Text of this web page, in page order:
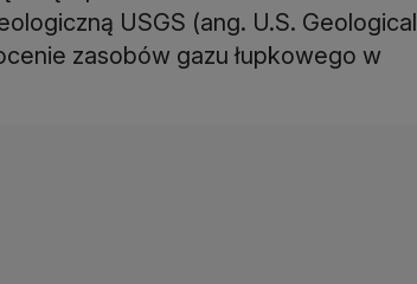
USGS (ang. U.S. Geological
zasobów gazu łupkowego w